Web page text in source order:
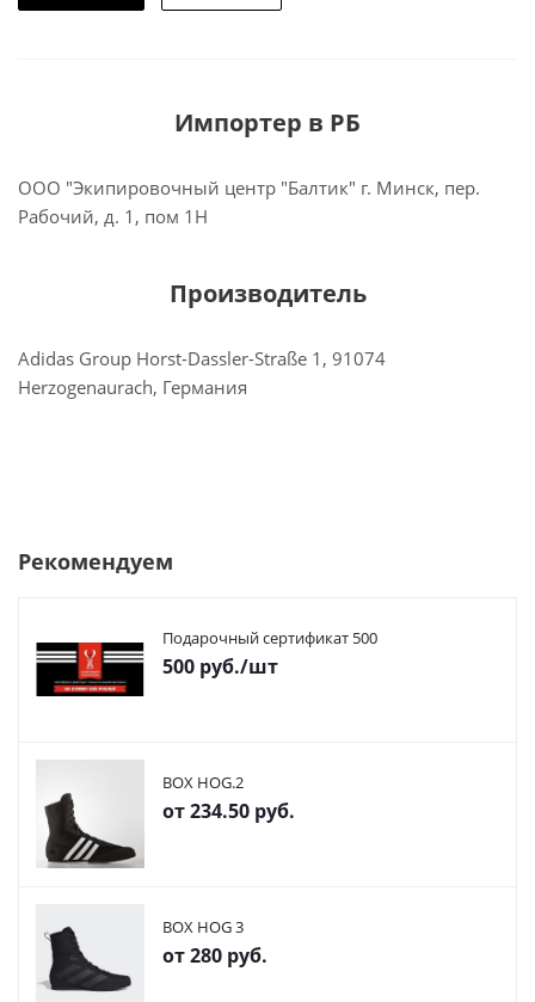
Импортер в РБ
ООО "Экипировочный центр "Балтик" г. Минск, пер.
Рабочий, д. 1, пом 1Н
Производитель
Adidas Group Horst-Dassler-Straße 1, 91074
Herzogenaurach, Германия
Рекомендуем
Подарочный сертификат 500
500 руб./шт
BOX HOG.2
от234.50 руб.
BOX HOG 3
от280 руб.